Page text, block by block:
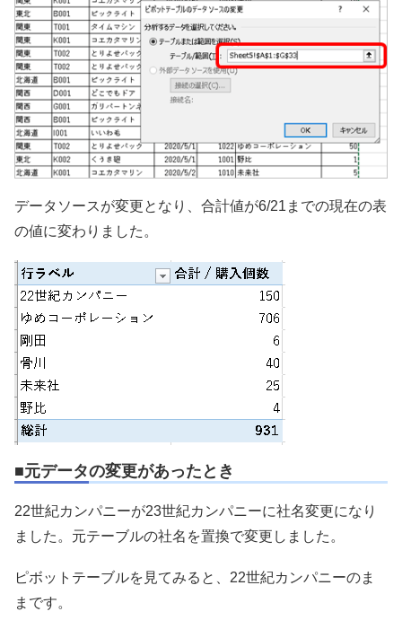
データソースが変更となり、合計値が6/21までの現在の表
の値に変わりました。
■元データの変更があったとき
22世紀カンパニーが23世紀カンパニーに社名変更になり
ました。元テーブルの社名を置換で変更しました。
ピボットテーブルを見てみると、22世紀カンパニーのま
まです。